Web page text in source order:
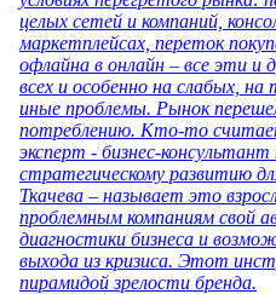
целых сетей и компаний,
маркетплейсах, переток
офлайна в онлайн – все эти и
всех и особенно на слабых,
иные проблемы. Рынок
потреблению. Кто-то
эксперт - бизнес-
стратегическому развитию
Ткачева – называет это
проблемным компаниям свой
диагностики бизнеса и
выхода из кризиса. Этот
пирамидой зрелости бренда.